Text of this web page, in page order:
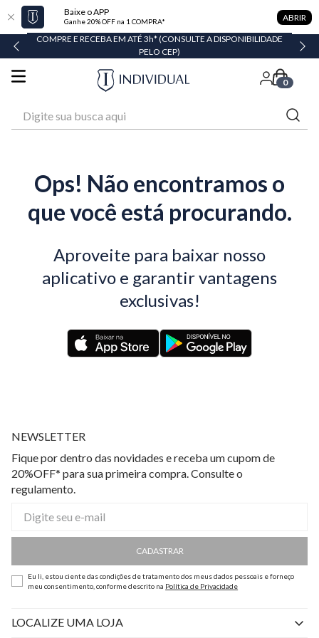
Baixe o APP
Ganhe 20% OFF na 1 COMPRA* ABRIR
3h* (CONSULTE A DISPONIBILIDADE
PELO CEP)
EM ATÉ 6X SEM JUROS* OU
0
Ops! Não encontramos o
que você está procurando.
Aproveite para baixar nosso
aplicativo e garantir vantagens
exclusivas!
NEWSLETTER
Fique por dentro das novidades e receba um cupom de
20%OFF* para sua primeira compra. Consulte o
regulamento.
CADASTRAR
Eu li, estou ciente das condições de tratamento dos meus dados pessoais e forneço
meu consentimento, conforme descrito na Política de Privacidade
LOCALIZE UMA LOJA